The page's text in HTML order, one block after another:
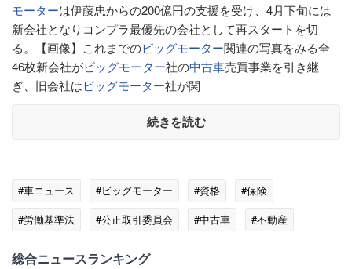
モーターは伊藤忠からの200億円の支援を受け、4月下旬には
新会社となりコンプラ最優先の会社として再スタートを切
る。【画像】これまでのビッグモーター関連の写真をみる全
46枚新会社がビッグモーター社の中古車売買事業を引き継
ぎ、旧会社はビッグモーター社が関
続きを読む
#車ニュース #ビッグモーター #資格
#保険
#労働基準法
#公正取引委員会 #中古車 #不動産
総合ニュースランキング